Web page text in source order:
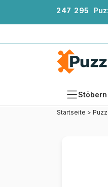
247 295
Stöbern
Startseite >